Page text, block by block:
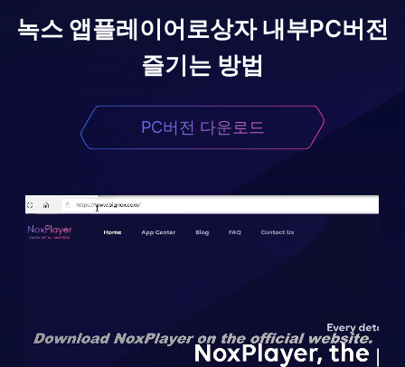
녹스 앱플레이어로상자 내부PC버전
즐기는 방법
PC버전 다운로드